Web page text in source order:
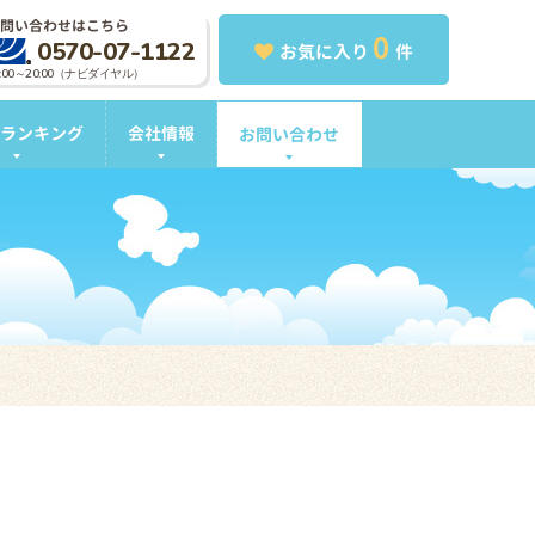
お気に入り 0 件
い合わせはこちら
0570-07-1122
～20:00（ナビダイヤル）
ンキング 会社情報 お問い合わせ